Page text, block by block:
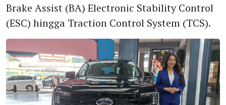
Brake Assist (BA) Electronic Stability Control
(ESC) hingga Traction Control System (TCS).